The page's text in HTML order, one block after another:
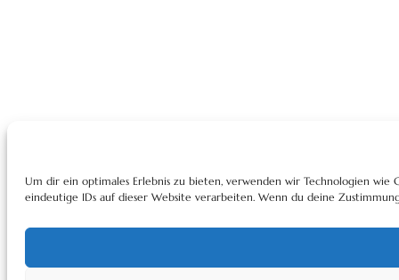
Um dir ein optimales Erlebnis zu bieten, verwenden wir Technologien
eindeutige IDs auf dieser Website verarbeiten. Wenn du deine